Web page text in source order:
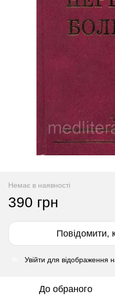
Немає в наявності
390 грн
Повідомити,
Увійти для відображення
До обраного